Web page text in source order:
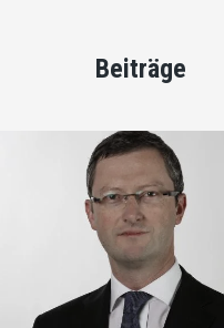
Beiträge